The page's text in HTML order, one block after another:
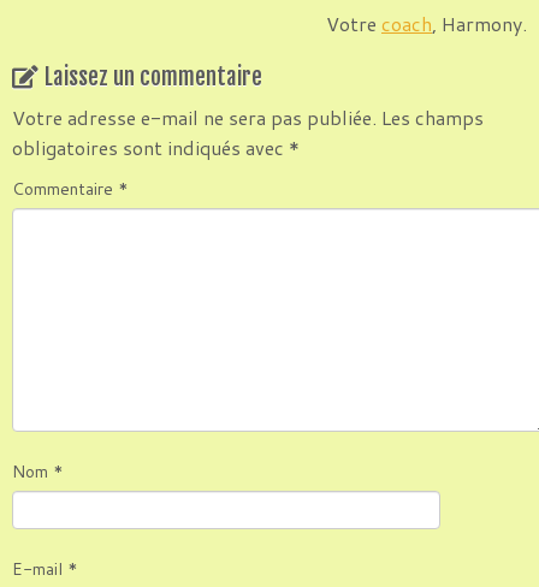
Votre coach, Harmony.
Laissez un commentaire
Votre adresse e-mail ne sera pas publiée. Les champs
obligatoires sont indiqués avec *
Commentaire *
Nom *
E-mail *